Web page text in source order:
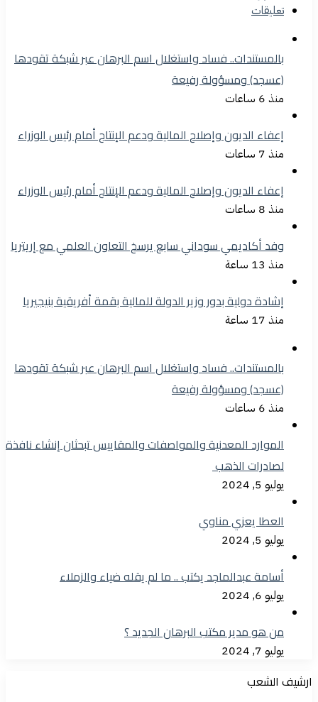
تعليقات
بالمستندات.. فساد واستغلال اسم البرهان عبر شبكة تقودها
(عسجد) ومسؤولة رفيعة
منذ 6 ساعات
إعفاء الديون وإصلاح المالية ودعم الإنتاج أمام رئيس الوزراء
منذ 7 ساعات
إعفاء الديون وإصلاح المالية ودعم الإنتاج أمام رئيس الوزراء
منذ 8 ساعات
وفد أكاديمي سوداني سابع يرسخ التعاون العلمي مع إريتريا
منذ 13 ساعة
إشادة دولية بدور وزير الدولة للمالية بقمة أفريقية بنيجيريا
منذ 17 ساعة
بالمستندات.. فساد واستغلال اسم البرهان عبر شبكة تقودها
(عسجد) ومسؤولة رفيعة
منذ 6 ساعات
الموارد المعدنية والمواصفات والمقاييس تبحثان إنشاء نافذة
لصادرات الذهب
يوليو 5, 2024
العطا يعزي مناوي
يوليو 5, 2024
أسامة عبدالماجد يكتب .. ما لم يقله ضياء والزملاء
يوليو 6, 2024
من هو مدير مكتب البرهان الجديد ؟
يوليو 7, 2024
ارشيف الشعب